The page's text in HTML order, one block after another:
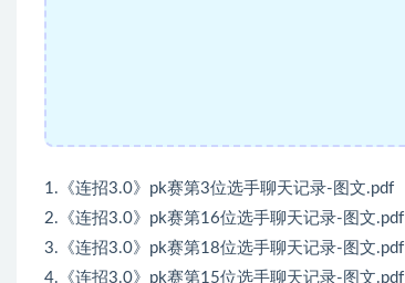
1.《连招3.0》pk赛第3位选手聊天记录-图文.pdf
2.《连招3.0》pk赛第16位选手聊天记录-图文.pdf
3.《连招3.0》pk赛第18位选手聊天记录-图文.pdf
4.《连招3.0》pk赛第15位选手聊天记录-图文.pdf